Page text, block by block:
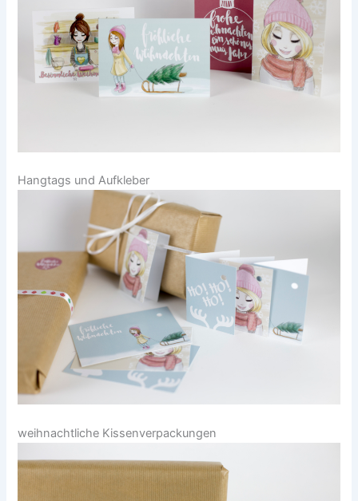
Hangtags und Aufkleber
weihnachtliche Kissenverpackungen